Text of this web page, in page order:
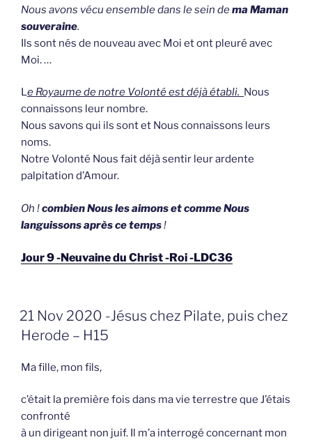
Nous avons vécu ensemble dans le sein dema Maman
souveraine.
Ils sont nés de nouveau avec Moi et ont pleuré avec
Moi. …
Le Royaume de notre Volonté est déjà établi. Nous
connaissons leur nombre.
Nous savons qui ils sont et Nous connaissons leurs
noms.
Notre Volonté Nous fait déjà sentir leur ardente
palpitation d’Amour.
Oh !combien Nous les aimons et comme Nous
languissons après ce temps!
Jour 9 -Neuvaine du Christ -Roi -LDC36
GEPLAATST
OP
21 Nov 2020 -Jésus chez Pilate, puis chez
Herode – H15
Ma fille, mon fils,
c’était la première fois dans ma vie terrestre que J’étais
confronté
à un dirigeant non juif. Il m’a interrogé concernant mon